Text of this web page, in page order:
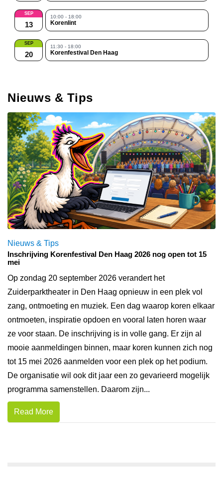
SEP
13
10:00 - 18:00
Korenlint
SEP
20
11:30 - 18:00
Korenfestival Den Haag
Nieuws & Tips
Nieuws & Tips
Inschrijving Korenfestival Den Haag 2026 nog open tot 15
mei
Op zondag 20 september 2026 verandert het
Zuiderparktheater in Den Haag opnieuw in een plek vol
zang, ontmoeting en muziek. Een dag waarop koren elkaar
ontmoeten, inspiratie opdoen en vooral laten horen waar
ze voor staan. De inschrijving is in volle gang. Er zijn al
mooie aanmeldingen binnen, maar koren kunnen zich nog
tot 15 mei 2026 aanmelden voor een plek op het podium.
De organisatie wil ook dit jaar een zo gevarieerd mogelijk
programma samenstellen. Daarom zijn...
Read More